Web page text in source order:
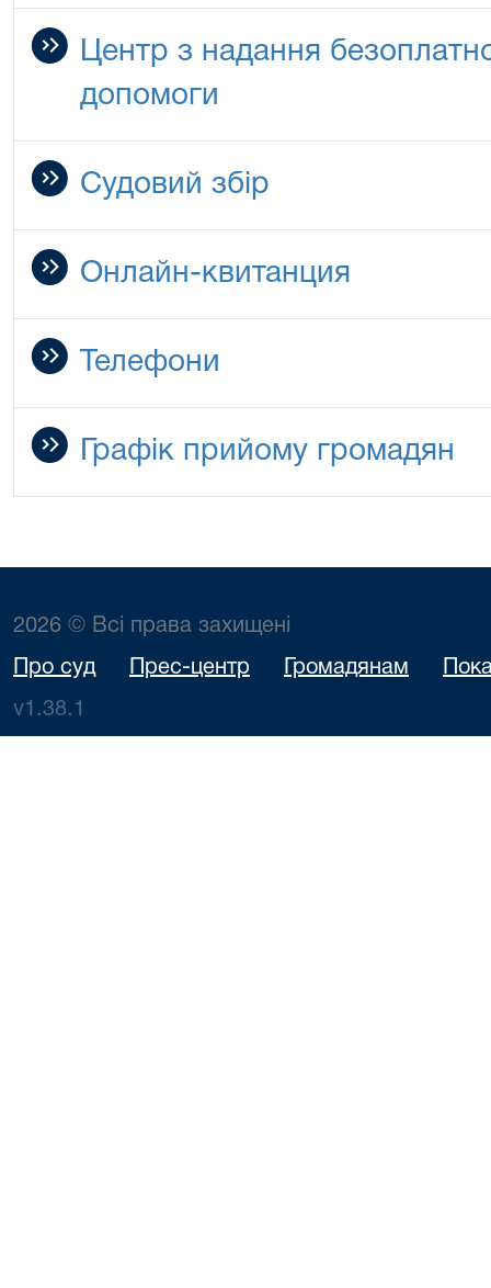
Центр з надання
допомоги
Судовий збір
Онлайн-квитанция
Телефони
Графік прийому громадян
2026 © Всі права захищені
Про суд Прес-центр Громадянам
v1.38.1